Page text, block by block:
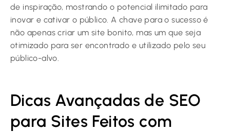
de inspiração, mostrando o potencial ilimitado para
inovar e cativar o público. A chave para o sucesso é
não apenas criar um site bonito, mas um que seja
otimizado para ser encontrado e utilizado pelo seu
público-alvo.
Dicas Avançadas de SEO
para Sites Feitos com